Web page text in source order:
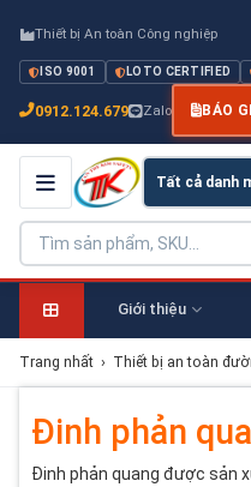
Thiết bị An toàn Công nghiệp
ISO 9001 LOTO CERTIFIED
0912.124.679 Zalo BÁO
Giới thiệu
Trang nhất › Thiết bị an toàn
Đinh phản
Đinh phản quang được sản